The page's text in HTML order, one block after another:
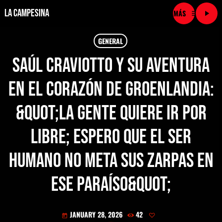
La Campesina menu
play_arrow
play_arrow LA CAMPESINA CADENA
play_arrow LA CAMPESINA 101.9 FM
play_arrow LA CAMPESINA 96.7 FM
play_arrow LA CAMPESINA 106.3 FM
LA CAMPESINA 92.5 FM
GENERAL
Saúl Craviotto y su aventura
en el corazón de Groenlandia:
&quot;La gente quiere ir por
libre; espero que el ser
humano no meta sus zarpas en
ese paraíso&quot;
today JANUARY 28, 2026 42